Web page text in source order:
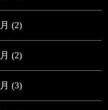
(2)
(2)
(3)